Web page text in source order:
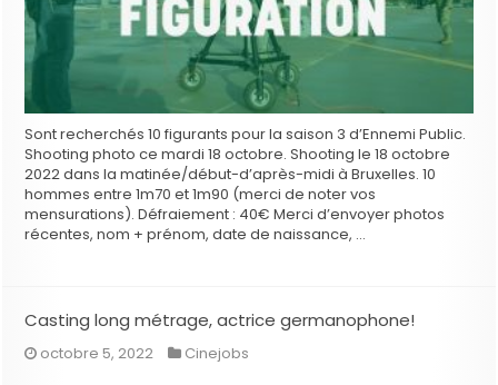
Sont recherchés 10 figurants pour la saison 3 d’Ennemi Public.
Shooting photo ce mardi 18 octobre. Shooting le 18 octobre
2022 dans la matinée/début-d’après-midi à Bruxelles. 10
hommes entre 1m70 et 1m90 (merci de noter vos
mensurations). Défraiement : 40€ Merci d’envoyer photos
récentes, nom + prénom, date de naissance, …
Casting long métrage, actrice germanophone!
octobre 5, 2022 Cinejobs